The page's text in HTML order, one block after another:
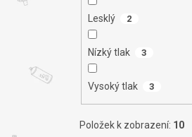
Lesklý 2
Nízký tlak 3
Vysoký tlak 3
Položek k zobrazení: 10